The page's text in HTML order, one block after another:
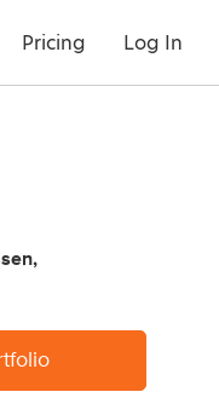
Pricing Log In